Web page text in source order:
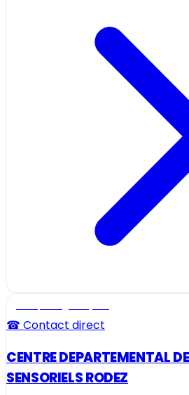
☎ Contact direct
CENTRE DEPARTEMENTAL
SENSORIELS RODEZ